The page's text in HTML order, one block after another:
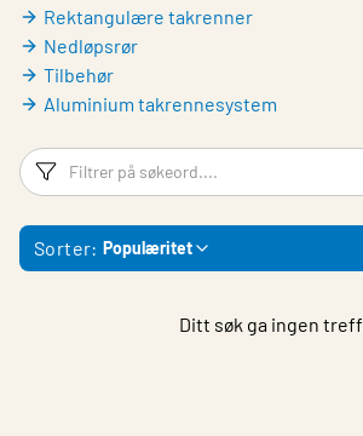
Rektangulære takrenner
Nedløpsrør
Tilbehør
Aluminium takrennesystem
Filtreringsord
Sorter: Populæritet
Ditt søk ga ingen treff